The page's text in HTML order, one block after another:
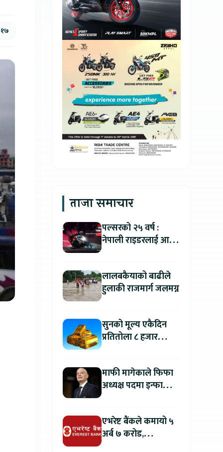
ताजा समाचार
पल्सरको २५ वर्ष :
नेपाली राइडरलाई आफ्नै
सुनौलो अवसर
लालबकैयाको बाढीले
हुलाकी राजमार्ग जलमग्न
सुनको मूल्य एकैदिन
प्रतितोला ८ हजार
माफी मागेकाले फिफा
अध्यक्ष पदमा इन्फान्टिनो
एभरेष्ट बैंकले कमायो ५
अर्ब ७ करोड,